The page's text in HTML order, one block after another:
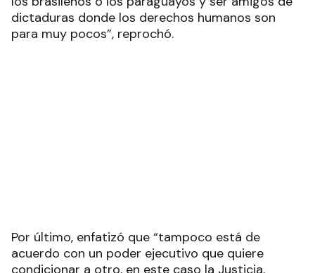
para muy pocos”, reprochó.
Por último, enfatizó que “tampoco está de
acuerdo con un poder ejecutivo que quiere
condicionar a otro, en este caso la Justicia,